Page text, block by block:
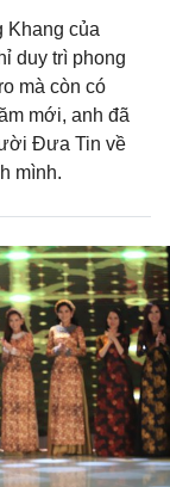
Khang của
duy trì phong
mà còn có
mới, anh đã
Đưa Tin về
mình.